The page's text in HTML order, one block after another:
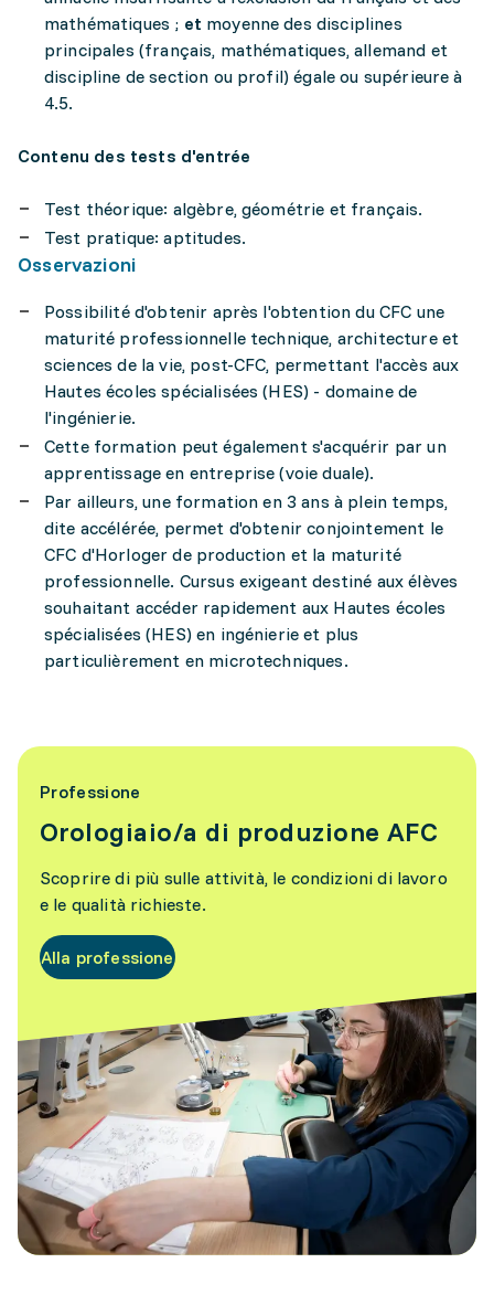
mathématiques ; et moyenne des disciplines
principales (français, mathématiques, allemand et
discipline de section ou profil) égale ou supérieure à
4.5.
Contenu des tests d'entrée
Test théorique: algèbre, géométrie et français.
Test pratique: aptitudes.
Osservazioni
Possibilité d'obtenir après l'obtention du CFC une
maturité professionnelle technique, architecture et
sciences de la vie, post-CFC, permettant l'accès aux
Hautes écoles spécialisées (HES) - domaine de
l'ingénierie.
Cette formation peut également s'acquérir par un
apprentissage en entreprise (voie duale).
Par ailleurs, une formation en 3 ans à plein temps,
dite accélérée, permet d'obtenir conjointement le
CFC d'Horloger de production et la maturité
professionnelle. Cursus exigeant destiné aux élèves
souhaitant accéder rapidement aux Hautes écoles
spécialisées (HES) en ingénierie et plus
particulièrement en microtechniques.
Professione
Orologiaio/a di produzione AFC
Scoprire di più sulle attività, le condizioni di lavoro
e le qualità richieste.
Alla professione